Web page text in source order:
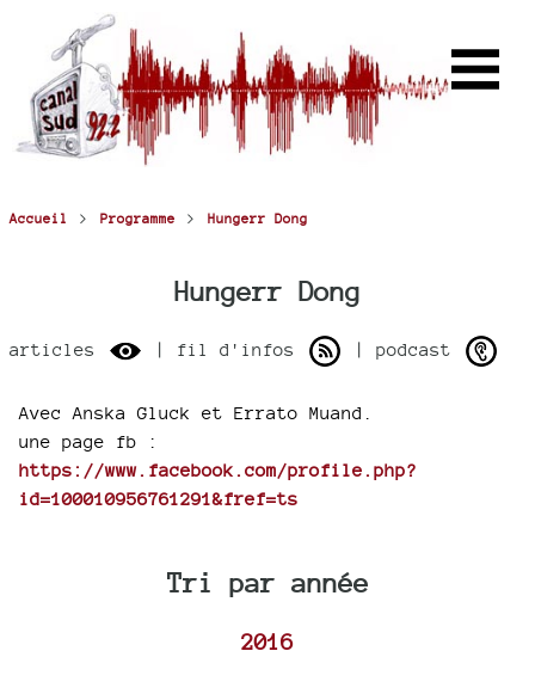
Accueil > Programme > Hungerr Dong
Hungerr Dong
articles | fil d'infos | podcast
Avec Anska Gluck et Errato Muand.
une page fb :
https://www.facebook.com/profile.php?
id=100010956761291&fref=ts
Tri par année
2016